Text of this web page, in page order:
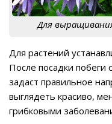
Для
Для растений
После посадки побеги
задаст правильное
выглядеть красиво,
грибковыми